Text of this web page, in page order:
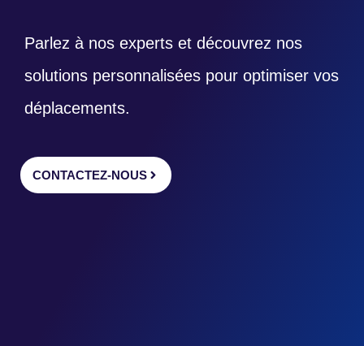
Parlez à nos experts et découvrez nos
solutions personnalisées pour optimiser vos
déplacements.
CONTACTEZ-NOUS